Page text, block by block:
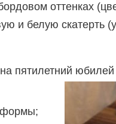
оттенках
и белую скатерть
пятилетний
формы;